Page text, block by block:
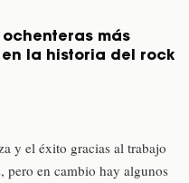
más
la historia del rock
y el éxito gracias al trabajo
pero en cambio hay algunos